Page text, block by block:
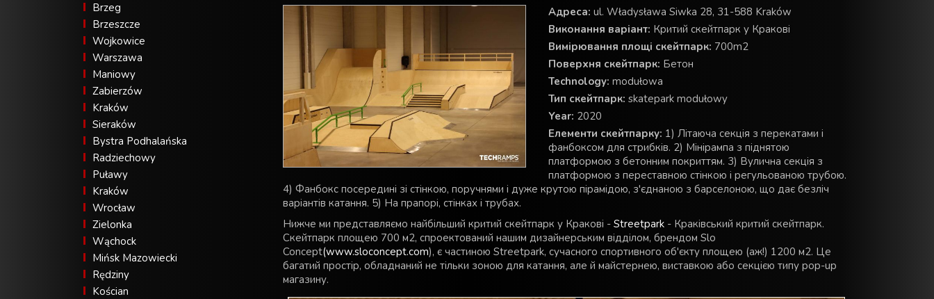
Brzeg
Brzeszcze
Wojkowice
Warszawa
Maniowy
Zabierzów
Kraków
Sieraków
Bystra Podhalańska
Radziechowy
Puławy
Kraków
Wrocław
Zielonka
Wąchock
Mińsk Mazowiecki
Rędziny
Kościan
Aдреса: ul. Władysława Siwka 28, 31-588 Kraków
Виконання варіант: Критий скейтпарк у Кракові
Вимірювання площі скейтпарк: 700m2
Поверхня скейтпарк: Бетон
Technology: modułowa
Тип скейтпарк: skatepark modułowy
Year: 2020
Елементи скейтпарку: 1) Літаюча секція з перекатами і
фанбоксом для стрибків. 2) Мінірампа з піднятою
платформою з бетонним покриттям. 3) Вулична секція з
платформою з переставною стінкою і регульованою трубою.
4) Фанбокс посередині зі стінкою, поручнями і дуже крутою пірамідою, з'єднаною з барселоною, що дає безліч
варіантів катання. 5) На прапорі, стінках і трубах.
Нижче ми представляємо найбільший критий скейтпарк у Кракові - Streetpark - Краківський критий скейтпарк.
Скейтпарк площею 700 м2, спроектований нашим дизайнерським відділом, брендом Slo
Concept(www.sloconcept.com), є частиною Streetpark, сучасного спортивного об'єкту площею (аж!) 1200 м2. Це
багатий простір, обладнаний не тільки зоною для катання, але й майстернею, виставкою або секцією типу pop-up
магазину.